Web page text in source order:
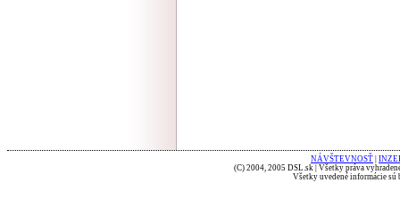
NÁVŠTEVNOSŤ
(C) 2004, 2005 DSL.sk | Všetky práva
Všetky uvedené informácie sú